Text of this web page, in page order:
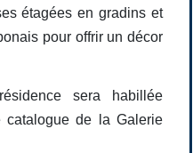
étagées en gradins et
pour offrir un décor
sera habillée
catalogue de la Galerie